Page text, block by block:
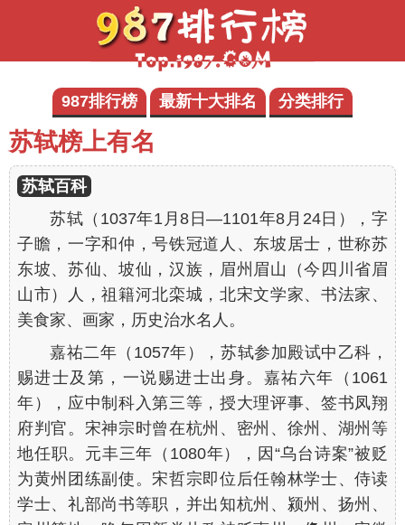
987排行榜 最新十大排名 分类排行
苏轼榜上有名
苏轼百科
苏轼（1037年1月8日—1101年8月24日），字
子瞻，一字和仲，号铁冠道人、东坡居士，世称苏
东坡、苏仙、坡仙，汉族，眉州眉山（今四川省眉
山市）人，祖籍河北栾城，北宋文学家、书法家、
美食家、画家，历史治水名人。
嘉祐二年（1057年），苏轼参加殿试中乙科，
赐进士及第，一说赐进士出身。嘉祐六年（1061
年），应中制科入第三等，授大理评事、签书凤翔
府判官。宋神宗时曾在杭州、密州、徐州、湖州等
地任职。元丰三年（1080年），因“乌台诗案”被贬
为黄州团练副使。宋哲宗即位后任翰林学士、侍读
学士、礼部尚书等职，并出知杭州、颍州、扬州、